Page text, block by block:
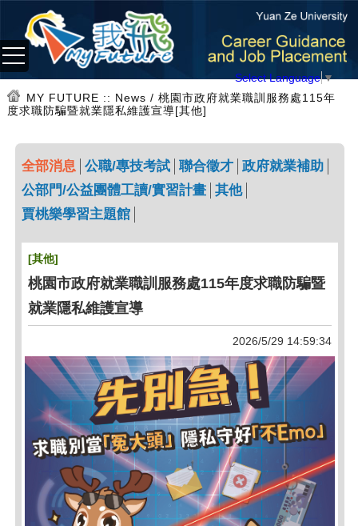
Select Language▼
MY FUTURE :: News / 桃園市政府就業職訓服務處115年
度求職防騙暨就業隱私維護宣導[其他]
全部消息 公職/專技考試 聯合徵才 政府就業補助
公部門/公益團體工讀/實習計畫 其他
賈桃樂學習主題館
[其他]
桃園市政府就業職訓服務處115年度求職防騙暨
就業隱私維護宣導
2026/5/29 14:59:34